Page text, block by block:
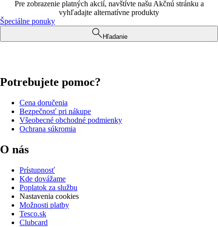
Pre zobrazenie platných akcií, navštívte našu Akčnú stránku a
vyhľadajte alternatívne produkty
Špeciálne ponuky
Hľadanie
Potrebujete pomoc?
Cena doručenia
Bezpečnosť pri nákupe
Všeobecné obchodné podmienky
Ochrana súkromia
O nás
Prístupnosť
Kde dovážame
Poplatok za službu
Nastavenia cookies
Možnosti platby
Tesco.sk
Clubcard